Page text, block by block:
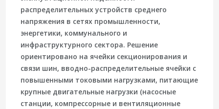
распределительных устройств среднего
напряжения в сетях промышленности,
энергетики, коммунального и
инфраструктурного сектора. Решение
ориентировано на ячейки секционирования и
связи шин, вводно-распределительные ячейки с
повышенными токовыми нагрузками, питающие
крупные двигательные нагрузки (насосные
станции, компрессорные и вентиляционные